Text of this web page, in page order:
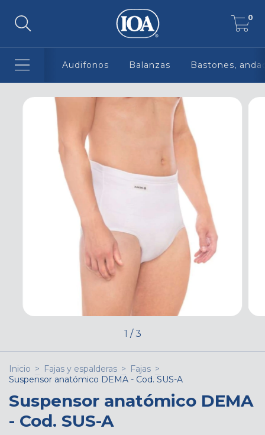
0
Audifonos Balanzas Bastones,
1 / 3
Inicio > Fajas y espalderas > Fajas >
Suspensor anatómico DEMA - Cod. SUS-A
Suspensor anatómico DEMA
- Cod. SUS-A